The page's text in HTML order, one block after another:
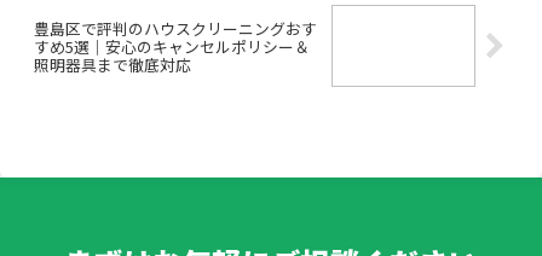
豊島区で評判のハウスクリーニングおす
すめ5選｜安心のキャンセルポリシー＆
照明器具まで徹底対応